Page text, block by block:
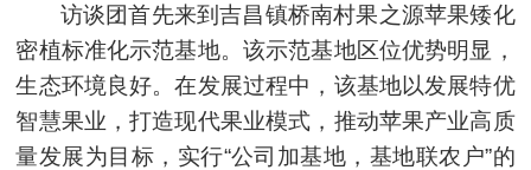
访谈团首先来到吉昌镇桥南村果之源苹果矮化
密植标准化示范基地。该示范基地区位优势明显，
生态环境良好。在发展过程中，该基地以发展特优
智慧果业，打造现代果业模式，推动苹果产业高质
量发展为目标，实行“公司加基地，基地联农户”的